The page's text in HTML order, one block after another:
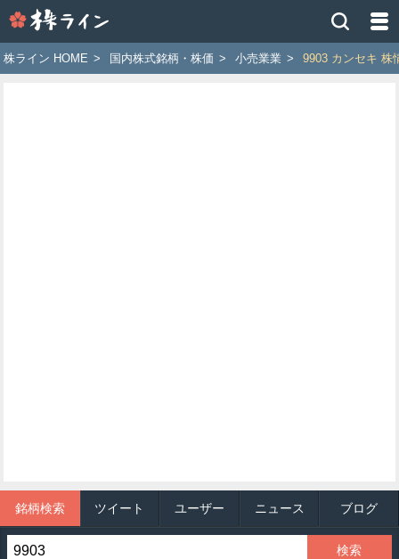
イ
ン
株ライン HOME > 国内株式銘柄・株価 > 小売業業 > 9903 カンセキ 株
銘柄検索 ツイート ユーザー ニュース ブログ